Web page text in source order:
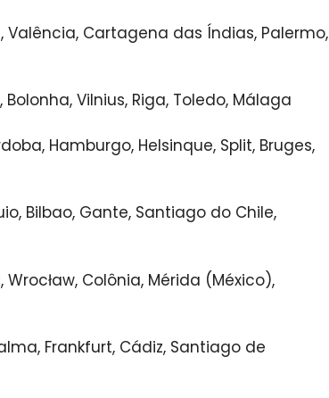
Valência, Cartagena das Índias, Palermo,
Vilnius, Riga, Toledo, Málaga
Hamburgo, Helsinque, Split, Bruges,
Bilbao, Gante, Santiago do Chile,
Colônia, Mérida (México),
Frankfurt, Cádiz, Santiago de